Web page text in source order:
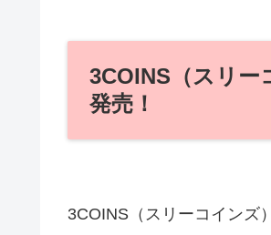
3COINS（スリー
発売！
3COINS（スリーコインズ